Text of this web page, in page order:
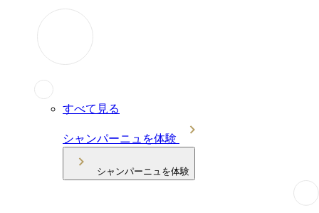
すべて見る
シャンパーニュを体験
シャンパーニュを体験